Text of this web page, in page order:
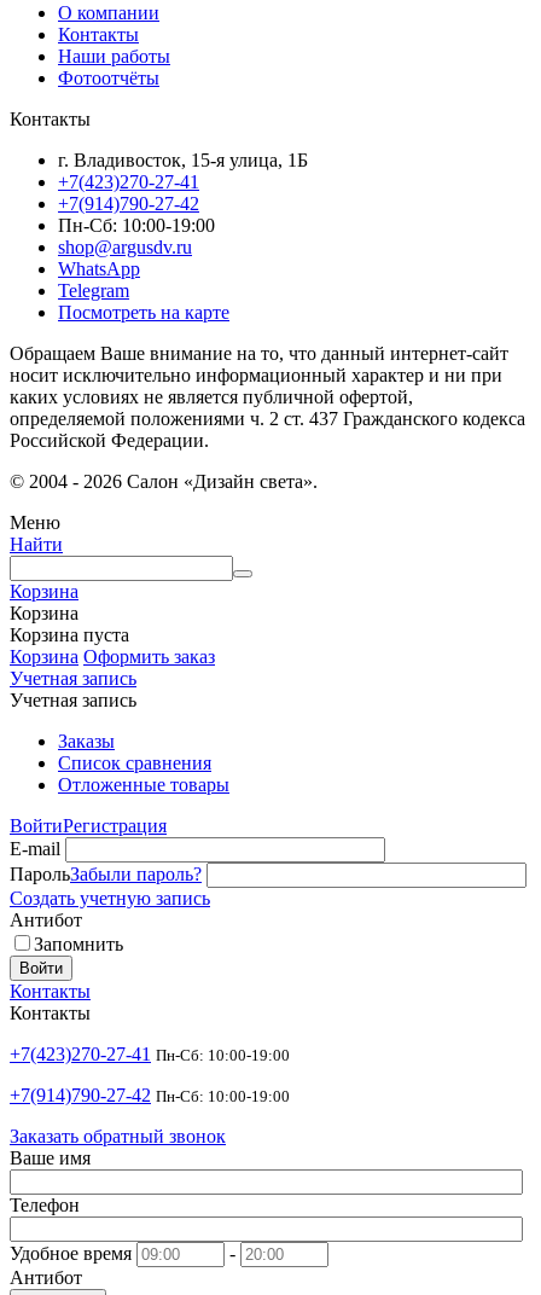
О компании
Контакты
Наши работы
Фотоотчёты
Контакты
г. Владивосток, 15-я улица, 1Б
+7(423)270-27-41
+7(914)790-27-42
Пн-Сб: 10:00-19:00
shop@argusdv.ru
WhatsApp
Telegram
Посмотреть на карте
Обращаем Ваше внимание на то, что данный интернет-сайт
носит исключительно информационный характер и ни при
каких условиях не является публичной офертой,
определяемой положениями ч. 2 ст. 437 Гражданского кодекса
Российской Федерации.
© 2004 - 2026 Салон «Дизайн света».
Меню
Найти
Корзина
Корзина
Корзина пуста
Корзина Оформить заказ
Учетная запись
Учетная запись
Заказы
Список сравнения
Отложенные товары
ВойтиРегистрация
E-mail
ПарольЗабыли пароль?
Создать учетную запись
Антибот
Запомнить
Войти
Контакты
Контакты
+7(423)270-27-41 Пн-Сб: 10:00-19:00
+7(914)790-27-42 Пн-Сб: 10:00-19:00
Заказать обратный звонок
Ваше имя
Телефон
Удобное время
-
Антибот